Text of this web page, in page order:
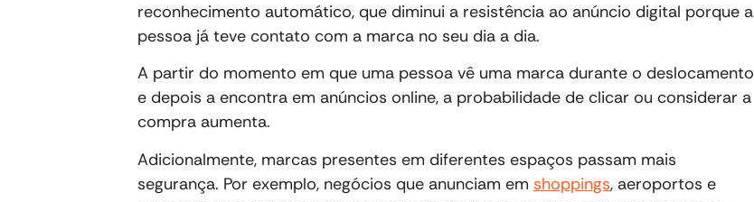
reconhecimento automático, que diminui a resistência ao anúncio digital porque a
pessoa já teve contato com a marca no seu dia a dia.
A partir do momento em que uma pessoa vê uma marca durante o deslocamento
e depois a encontra em anúncios online, a probabilidade de clicar ou considerar a
compra aumenta.
Adicionalmente, marcas presentes em diferentes espaços passam mais
segurança. Por exemplo, negócios que anunciam em shoppings, aeroportos e